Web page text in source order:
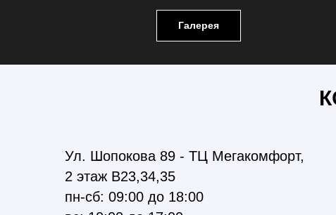
Галерея
Ул. Шопокова 89 - ТЦ Мегакомфорт,
2 этаж В23,34,35
пн-сб: 09:00 до 18:00